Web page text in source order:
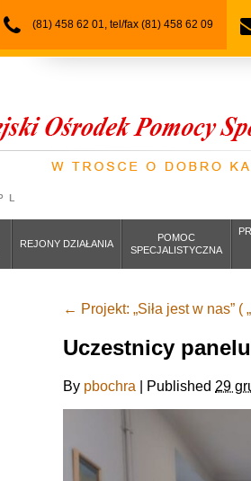
(81) 458 62 01, tel/fax (81) 458 62 09
REJONY DZIAŁANIA
POMOC
SPECJALISTYCZNA
← Projekt: „Siła jest w nas”
Uczestnicy
By pbochra Published 29